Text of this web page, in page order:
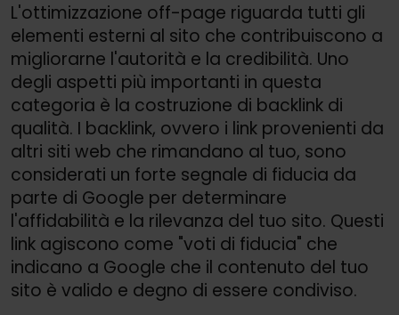
L'ottimizzazione off-page riguarda tutti gli
elementi esterni al sito che contribuiscono a
migliorarne l'autorità e la credibilità. Uno
degli aspetti più importanti in questa
categoria è la costruzione di backlink di
qualità. I backlink, ovvero i link provenienti da
altri siti web che rimandano al tuo, sono
considerati un forte segnale di fiducia da
parte di Google per determinare
l'affidabilità e la rilevanza del tuo sito. Questi
link agiscono come "voti di fiducia" che
indicano a Google che il contenuto del tuo
sito è valido e degno di essere condiviso.